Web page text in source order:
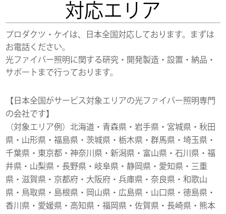
対応エリア
プロダクツ・ケイは、日本全国対応しております。まずは
お電話ください。
光ファイバー照明に関する研究・開発製造・設置・納品・
サポートまで行っております。
【日本全国がサービス対象エリアの光ファイバー照明専門
の会社です】
（対象エリア例）北海道・青森県・岩手県・宮城県・秋田
県・山形県・福島県・茨城県・栃木県・群馬県・埼玉県・
千葉県・東京都・神奈川県・新潟県・富山県・石川県・福
井県・山梨県・長野県・岐阜県・静岡県・愛知県・三重
県・滋賀県・京都府・大阪府・兵庫県・奈良県・和歌山
県・鳥取県・島根県・岡山県・広島県・山口県・徳島県・
香川県・愛媛県・高知県・福岡県・佐賀県・長崎県・熊本